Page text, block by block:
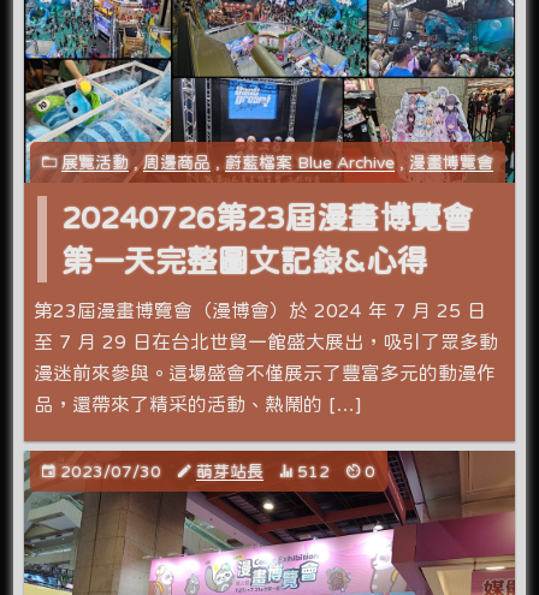
展覽活動 ,周邊商品 ,蔚藍檔案 Blue Archive , 漫畫博覽會
20240726第23屆漫畫博覽會
第一天完整圖文記錄&心得
第23屆漫畫博覽會（漫博會）於 2024 年 7 月 25 日
至 7 月 29 日在台北世貿一館盛大展出，吸引了眾多動
漫迷前來參與。這場盛會不僅展示了豐富多元的動漫作
品，還帶來了精采的活動、熱鬧的 […]
2023/07/30 萌芽站長 512 0